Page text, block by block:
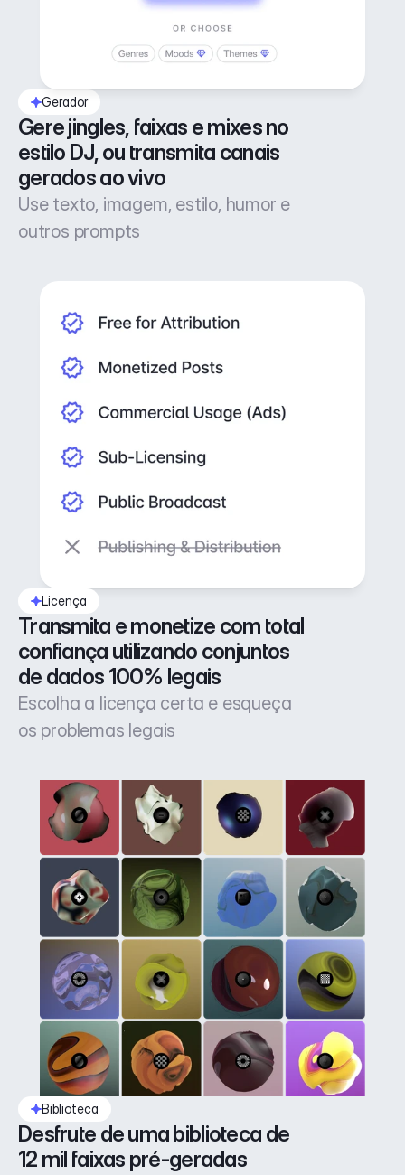
Gerador
Gere jingles, faixas e mixes no
estilo DJ, ou transmita canais
gerados ao vivo
Use texto, imagem, estilo, humor e
outros prompts
Licença
Transmita e monetize com total
confiança utilizando conjuntos
de dados 100% legais
Escolha a licença certa e esqueça
os problemas legais
Biblioteca
Desfrute de uma biblioteca de
12 mil faixas pré-geradas